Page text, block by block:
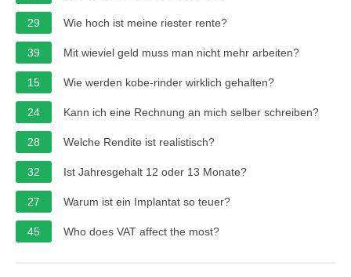
29 Wie hoch ist meine riester rente?
39 Mit wieviel geld muss man nicht mehr arbeiten?
15 Wie werden kobe-rinder wirklich gehalten?
24 Kann ich eine Rechnung an mich selber schreiben?
28 Welche Rendite ist realistisch?
32 Ist Jahresgehalt 12 oder 13 Monate?
27 Warum ist ein Implantat so teuer?
45 Who does VAT affect the most?